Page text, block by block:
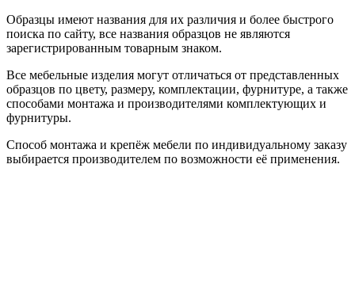
Образцы имеют названия для их различия и более быстрого
поиска по сайту, все названия образцов не являются
зарегистрированным товарным знаком.
Все мебельные изделия могут отличаться от представленных
образцов по цвету, размеру, комплектации, фурнитуре, а также
способами монтажа и производителями комплектующих и
фурнитуры.
Способ монтажа и крепёж мебели по индивидуальному заказу
выбирается производителем по возможности её применения.